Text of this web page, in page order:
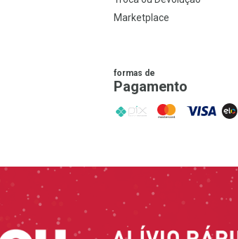
Marketplace
formas de
Pagamento
PIX MasterCard
VISA ELO